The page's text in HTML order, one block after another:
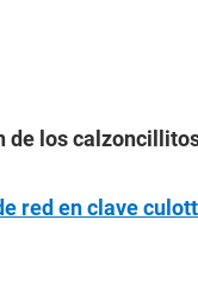
de los
red en clave